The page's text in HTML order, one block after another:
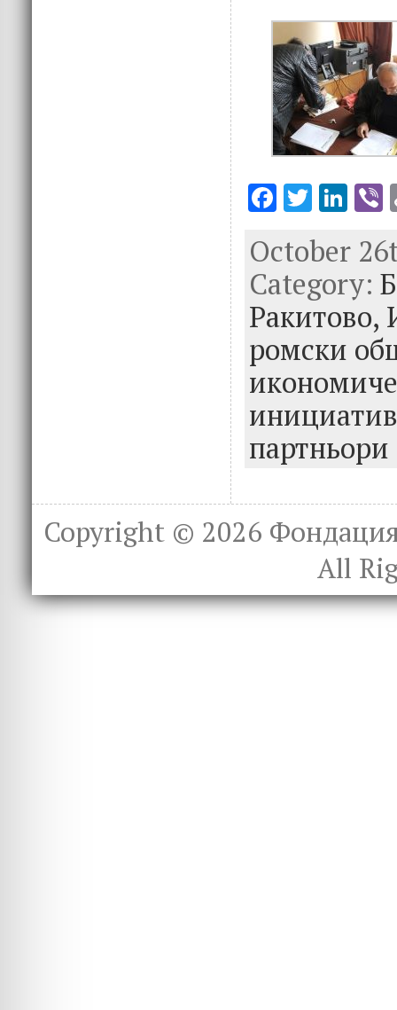
F
e
b
o
o
k
T
it
te
r
Li
k
e
dI
n
October
Category:
Ракитово,
ромски
партньори
Copyright © 2026
All